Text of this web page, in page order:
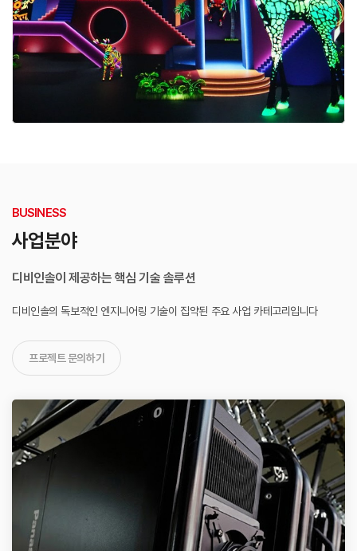
BUSINESS
사업분야
디비인솔이 제공하는 핵심 기술 솔루션
디비인솔의 독보적인 엔지니어링 기술이 집약된 주요 사업 카테고리입니다
프로젝트 문의하기